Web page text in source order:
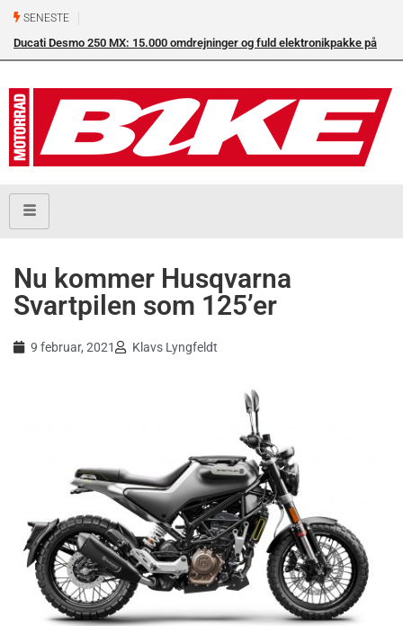
SENESTE
Ducati Desmo 250 MX: 15.000 omdrejninger og fuld elektronikpakke på
Nu kommer Husqvarna
Svartpilen som 125’er
9 februar, 2021 Klavs Lyngfeldt